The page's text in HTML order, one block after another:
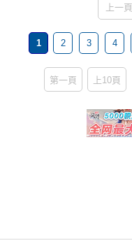
上一頁
1 2 3 4
第一頁 上10頁